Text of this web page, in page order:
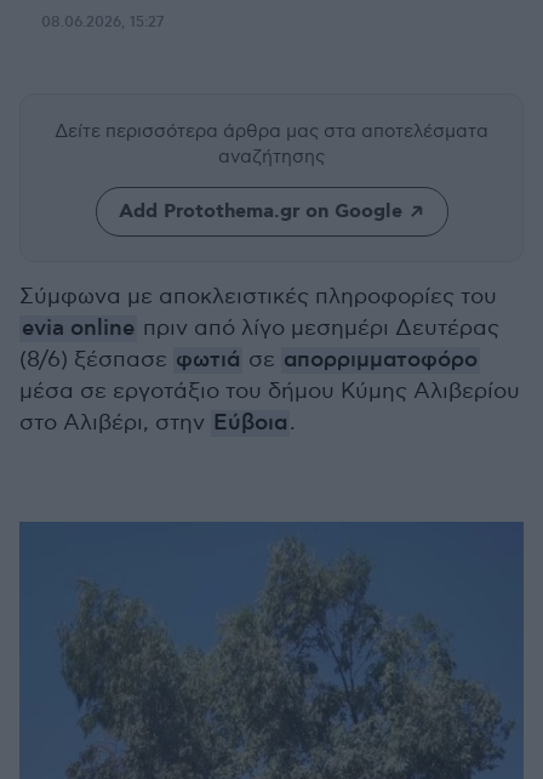
08.06.2026, 15:27
Δείτε περισσότερα άρθρα μας στα αποτελέσματα
αναζήτησης
Add Protothema.gr on Google
Σύμφωνα με αποκλειστικές πληροφορίες του
evia online πριν από λίγο μεσημέρι Δευτέρας
(8/6) ξέσπασε φωτιά σε απορριμματοφόρο
μέσα σε εργοτάξιο του δήμου Κύμης Αλιβερίου
στο Αλιβέρι, στην Εύβοια.